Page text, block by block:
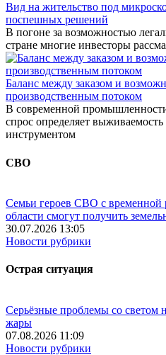
Вид на жительство под
поспешных решений
В погоне за возможностью
стране многие инвесторы
Баланс между заказом и
производственным потоком
В современной
спрос определяет
инструментом
СВО
Семьи героев СВО с временной
области смогут получить
30.07.2026 13:05
Новости рубрики
Острая ситуация
Серьёзные проблемы со светом
жары
07.08.2026 11:09
Новости рубрики